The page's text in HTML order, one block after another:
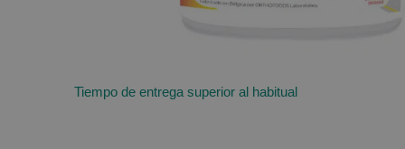
Tiempo de entrega superior al habitual